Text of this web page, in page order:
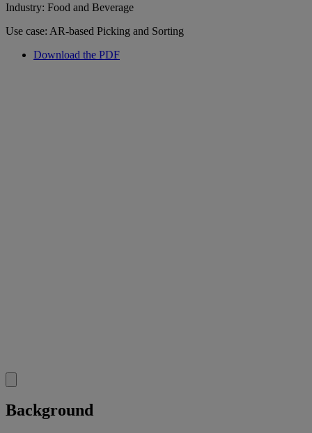
Industry: Food and Beverage
Use case: AR-based Picking and Sorting
Download the PDF
Background